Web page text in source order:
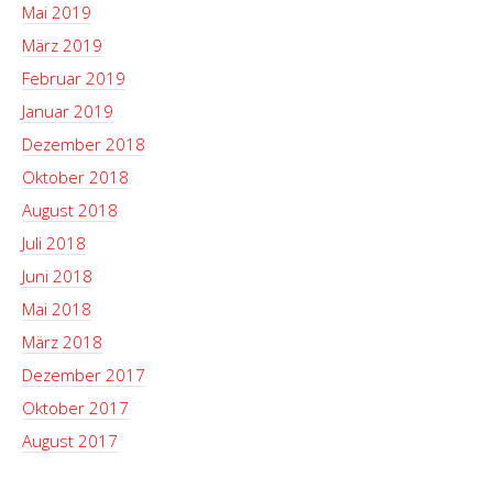
Mai 2019
März 2019
Februar 2019
Januar 2019
Dezember 2018
Oktober 2018
August 2018
Juli 2018
Juni 2018
Mai 2018
März 2018
Dezember 2017
Oktober 2017
August 2017